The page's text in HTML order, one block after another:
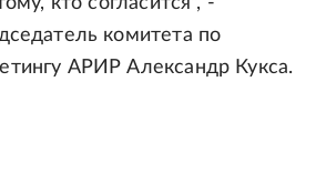
комитета по
АРИР Александр Кукса.